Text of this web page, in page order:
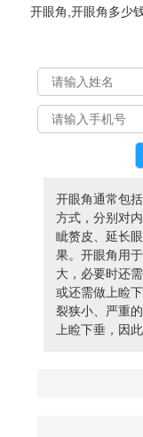
开眼角,开眼角多少
开眼角通常包
方式，分别对
眦赘皮、延长
果。开眼角用
大，必要时还
或还需做上睑
裂狭小、严重
上睑下垂，因